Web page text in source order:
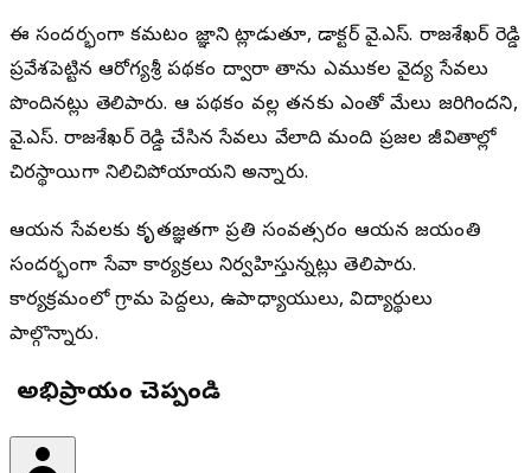
ఈ సందర్భంగా కమటం జ్ఞాని మాట్లాడుతూ, డాక్టర్ వై.ఎస్. రాజశేఖర్ రెడ్డి
ప్రవేశపెట్టిన ఆరోగ్యశ్రీ పథకం ద్వారా తాను ఎముకల వైద్య సేవలు
పొందినట్లు తెలిపారు. ఆ పథకం వల్ల తనకు ఎంతో మేలు జరిగిందని,
వై.ఎస్. రాజశేఖర్ రెడ్డి చేసిన సేవలు వేలాది మంది ప్రజల జీవితాల్లో
చిరస్థాయిగా నిలిచిపోయాయని అన్నారు.
ఆయన సేవలకు కృతజ్ఞతగా ప్రతి సంవత్సరం ఆయన జయంతి
సందర్భంగా సేవా కార్యక్రమాలు నిర్వహిస్తున్నట్లు తెలిపారు.
కార్యక్రమంలో గ్రామ పెద్దలు, ఉపాధ్యాయులు, విద్యార్థులు
పాల్గొన్నారు.
మీ అభిప్రాయం చెప్పండి